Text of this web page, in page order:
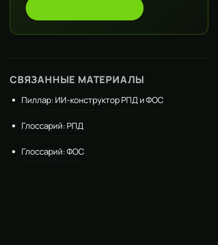
СВЯЗАННЫЕ МАТЕРИАЛЫ
Пиллар: ИИ-конструктор РПД и ФОС
Глоссарий: РПД
Глоссарий: ФОС